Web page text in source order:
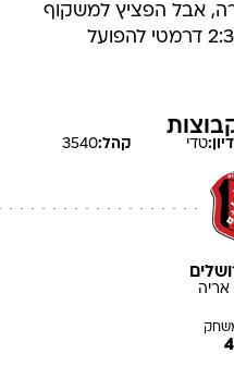
אבל הפציץ למשקוף
ולאחר מכן נשמעה השריקה. 2:3 דרמטי להפועל
טדי קהל:3540
אריה